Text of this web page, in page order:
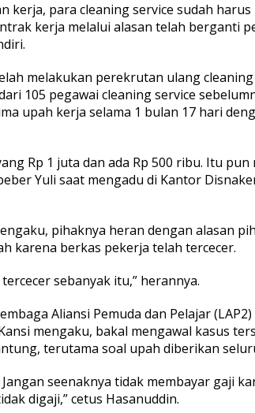
kerja, para cleaning service sudah harus
kerja melalui alasan telah berganti
melakukan perekrutan ulang cleaning
105 pegawai cleaning service
upah kerja selama 1 bulan 17 hari
Rp 1 juta dan ada Rp 500 ribu. Itu pun
Yuli saat mengadu di Kantor
pihaknya heran dengan alasan
karena berkas pekerja telah tercecer.
sebanyak itu,” herannya.
Aliansi Pemuda dan Pelajar (LAP2)
mengaku, bakal mengawal kasus
terutama soal upah diberikan
seenaknya tidak membayar gaji
digaji,” cetus Hasanuddin.